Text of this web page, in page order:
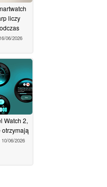
liczy
16/06/2026
Watch 2,
otrzymają
10/06/2026